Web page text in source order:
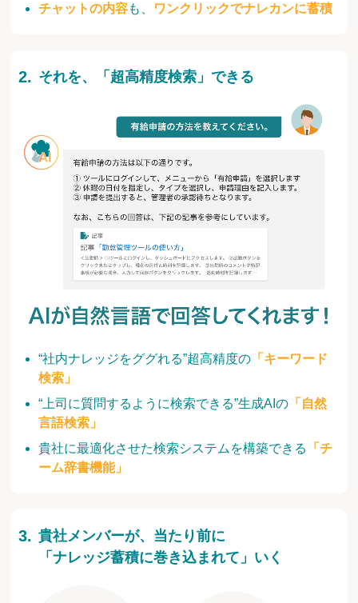
チャットの内容も、 ワンクリックでナレカンに蓄積
“社内ナレッジをググれる”超高精度の 「キーワード
検索」
“上司に質問するように検索できる”生成AIの 「自然
言語検索」
貴社に最適化させた検索システムを構築できる
「チ
ーム辞書機能」
それを、「超高精度検索」できる
貴社メンバーが、当たり前に
「ナレッジ蓄積に巻き込まれて」いく